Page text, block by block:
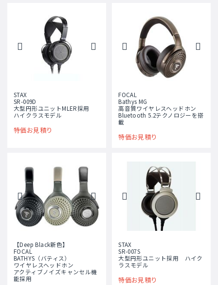
STAX
SR-009D
大型円形ユニットMLER採用
ハイクラスモデル
特価お見積り
FOCAL
Bathys MG
高音質ワイヤレスヘッドホン
Bluetooth 5.2テクノロジーを搭
載
特価お見積り
【Deep Black新色】
FOCAL
BATHYS（バティス）
ワイヤレスヘッドホン
アクティブノイズキャンセル機
能採用
STAX
SR-007S
大型円形ユニット採用 ハイク
ラスモデル
特価お見積り